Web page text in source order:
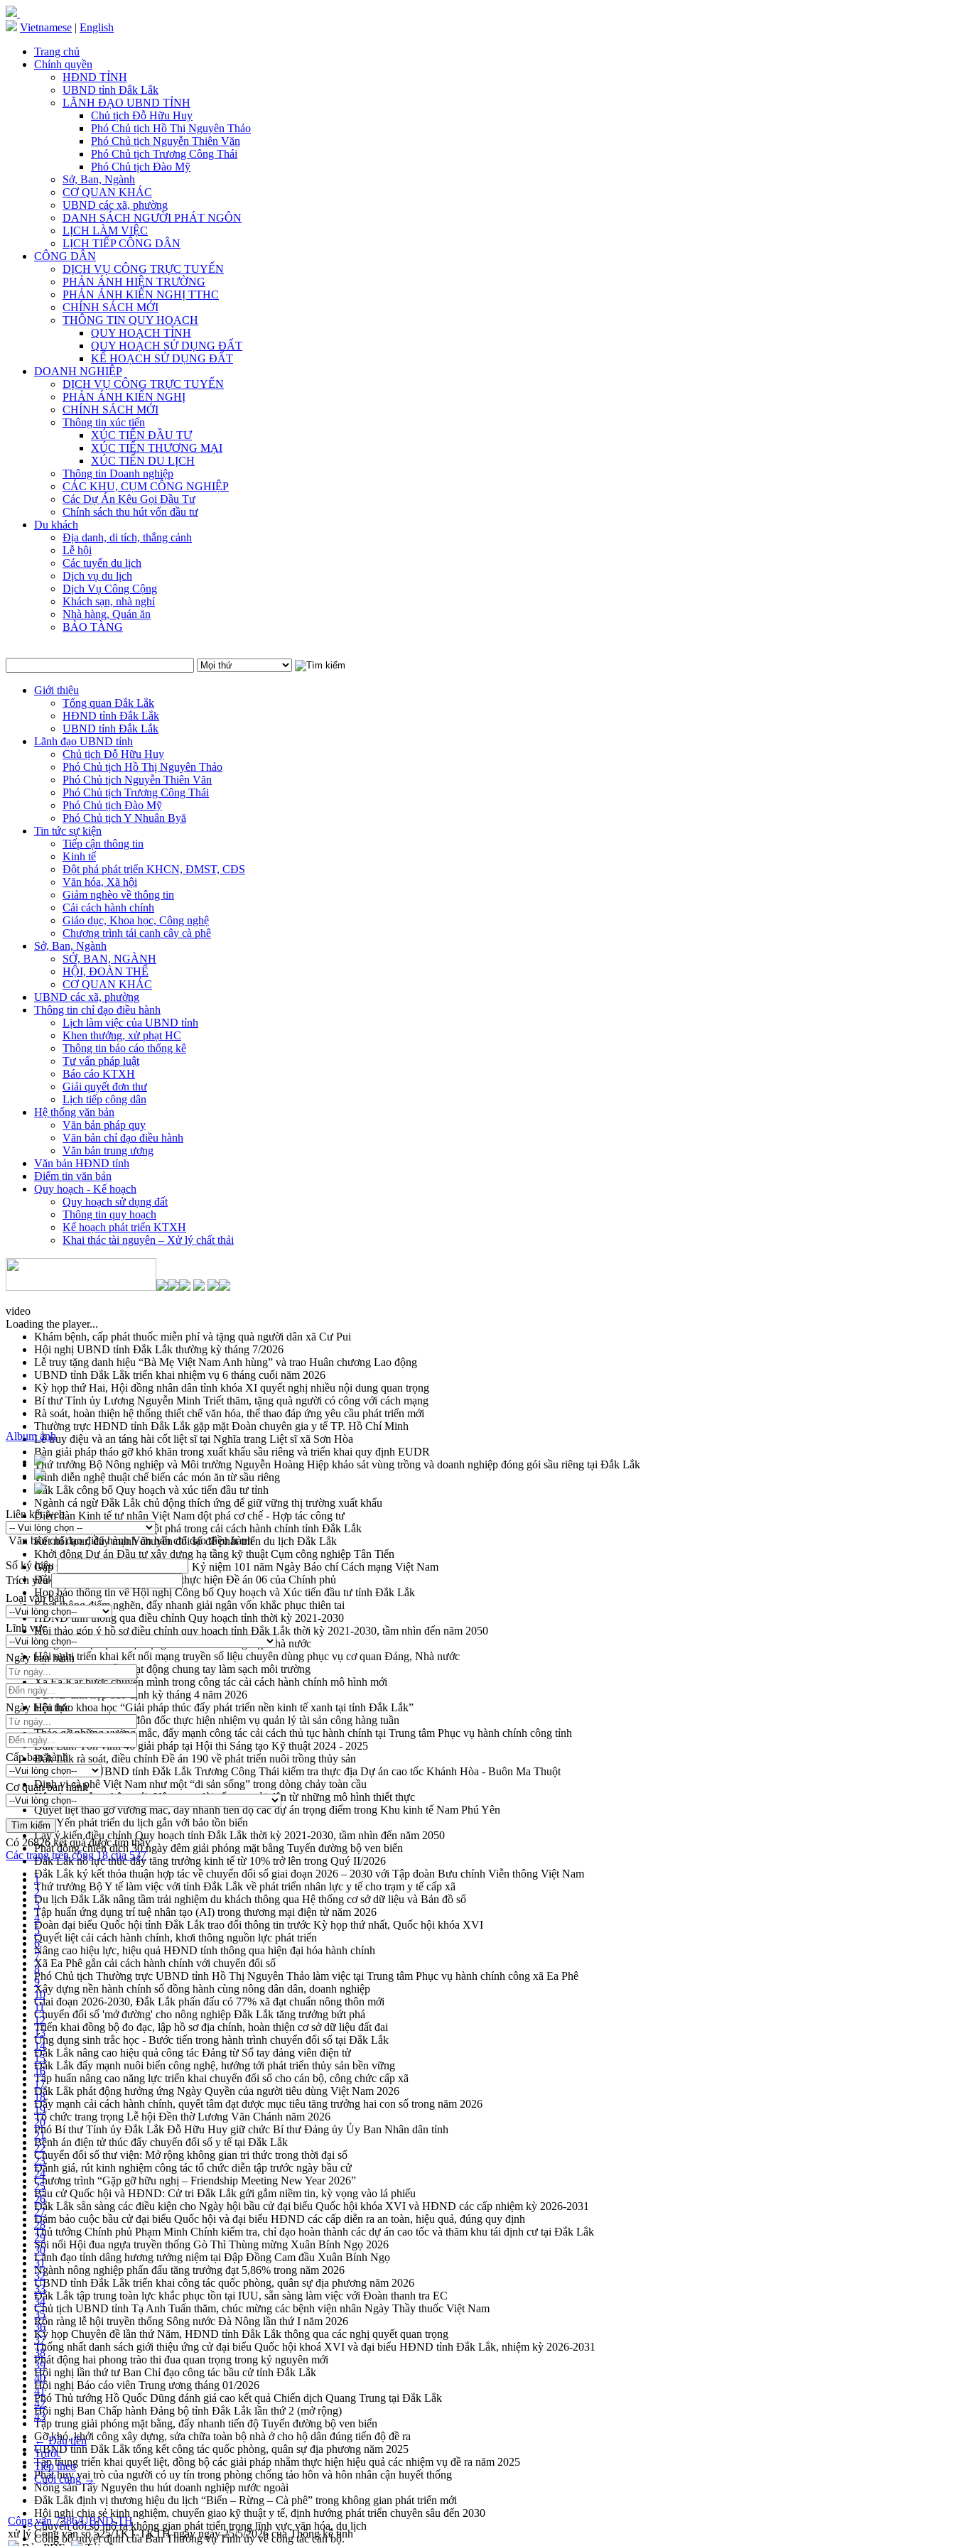
Vietnamese | English
Trang chủ
Chính quyền
HĐND TỈNH
UBND tỉnh Đắk Lắk
LÃNH ĐẠO UBND TỈNH
Chủ tịch Đỗ Hữu Huy
Phó Chủ tịch Hồ Thị Nguyên Thảo
Phó Chủ tịch Nguyễn Thiên Văn
Phó Chủ tịch Trương Công Thái
Phó Chủ tịch Đào Mỹ
Sở, Ban, Ngành
CƠ QUAN KHÁC
UBND các xã, phường
DANH SÁCH NGƯỜI PHÁT NGÔN
LỊCH LÀM VIỆC
LỊCH TIẾP CÔNG DÂN
CÔNG DÂN
DỊCH VỤ CÔNG TRỰC TUYẾN
PHẢN ÁNH HIỆN TRƯỜNG
PHẢN ÁNH KIẾN NGHỊ TTHC
CHÍNH SÁCH MỚI
THÔNG TIN QUY HOẠCH
QUY HOẠCH TỈNH
QUY HOẠCH SỬ DỤNG ĐẤT
KẾ HOẠCH SỬ DỤNG ĐẤT
DOANH NGHIỆP
DỊCH VỤ CÔNG TRỰC TUYẾN
PHẢN ÁNH KIẾN NGHỊ
CHÍNH SÁCH MỚI
Thông tin xúc tiến
XÚC TIẾN ĐẦU TƯ
XÚC TIẾN THƯƠNG MẠI
XÚC TIẾN DU LỊCH
Thông tin Doanh nghiệp
CÁC KHU, CỤM CÔNG NGHIỆP
Các Dự Án Kêu Gọi Đầu Tư
Chính sách thu hút vốn đầu tư
Du khách
Địa danh, di tích, thắng cảnh
Lễ hội
Các tuyến du lịch
Dịch vụ du lịch
Dịch Vụ Công Cộng
Khách sạn, nhà nghỉ
Nhà hàng, Quán ăn
BẢO TÀNG
Giới thiệu
Tổng quan Đắk Lắk
HĐND tỉnh Đắk Lắk
UBND tỉnh Đắk Lắk
Lãnh đạo UBND tỉnh
Chủ tịch Đỗ Hữu Huy
Phó Chủ tịch Hồ Thị Nguyên Thảo
Phó Chủ tịch Nguyễn Thiên Văn
Phó Chủ tịch Trương Công Thái
Phó Chủ tịch Đào Mỹ
Phó Chủ tịch Y Nhuân Byă
Tin tức sự kiện
Tiếp cận thông tin
Kinh tế
Đột phá phát triển KHCN, ĐMST, CĐS
Văn hóa, Xã hội
Giảm nghèo về thông tin
Cải cách hành chính
Giáo dục, Khoa học, Công nghệ
Chương trình tái canh cây cà phê
Sở, Ban, Ngành
SỞ, BAN, NGÀNH
HỘI, ĐOÀN THỂ
CƠ QUAN KHÁC
UBND các xã, phường
Thông tin chỉ đạo điều hành
Lịch làm việc của UBND tỉnh
Khen thưởng, xử phạt HC
Thông tin báo cáo thống kê
Tư vấn pháp luật
Báo cáo KTXH
Giải quyết đơn thư
Lịch tiếp công dân
Hệ thống văn bản
Văn bản pháp quy
Văn bản chỉ đạo điều hành
Văn bản trung ương
Văn bản HĐND tỉnh
Điểm tin văn bản
Quy hoạch - Kế hoạch
Quy hoạch sử dụng đất
Thông tin quy hoạch
Kế hoạch phát triển KTXH
Khai thác tài nguyên – Xử lý chất thải
video
Loading the player...
Khám bệnh, cấp phát thuốc miễn phí và tặng quà người dân xã Cư Pui
Hội nghị UBND tỉnh Đắk Lắk thường kỳ tháng 7/2026
Lễ truy tặng danh hiệu “Bà Mẹ Việt Nam Anh hùng” và trao Huân chương Lao động
UBND tỉnh Đắk Lắk triển khai nhiệm vụ 6 tháng cuối năm 2026
Kỳ họp thứ Hai, Hội đồng nhân dân tỉnh khóa XI quyết nghị nhiều nội dung quan trọng
Bí thư Tỉnh ủy Lương Nguyễn Minh Triết thăm, tặng quà người có công với cách mạng
Rà soát, hoàn thiện hệ thống thiết chế văn hóa, thể thao đáp ứng yêu cầu phát triển mới
Thường trực HĐND tỉnh Đắk Lắk gặp mặt Đoàn chuyên gia y tế TP. Hồ Chí Minh
Lễ truy điệu và an táng hài cốt liệt sĩ tại Nghĩa trang Liệt sĩ xã Sơn Hòa
Bàn giải pháp tháo gỡ khó khăn trong xuất khẩu sầu riêng và triển khai quy định EUDR
Thứ trưởng Bộ Nông nghiệp và Môi trường Nguyễn Hoàng Hiệp khảo sát vùng trồng và doanh nghiệp đóng gói sầu riêng tại Đắk Lắk
Trình diễn nghệ thuật chế biến các món ăn từ sầu riêng
Đắk Lắk công bố Quy hoạch và xúc tiến đầu tư tỉnh
Ngành cá ngừ Đắk Lắk chủ động thích ứng để giữ vững thị trường xuất khẩu
Diễn đàn Kinh tế tư nhân Việt Nam đột phá cơ chế - Hợp tác công tư
Đề án 06 tạo bước ngoặt đột phá trong cải cách hành chính tỉnh Đắk Lắk
Kết nối tour, đẩy mạnh chuyển đổi số để phát triển du lịch Đắk Lắk
Khởi động Dự án Đầu tư xây dựng hạ tầng kỹ thuật Cụm công nghiệp Tân Tiến
Gặp mặt các cơ quan báo chí nhân Kỷ niệm 101 năm Ngày Báo chí Cách mạng Việt Nam
Đắk Lắk sơ kết 4 năm triển khai thực hiện Đề án 06 của Chính phủ
Họp báo thông tin về Hội nghị Công bố Quy hoạch và Xúc tiến đầu tư tỉnh Đắk Lắk
Khơi thông điểm nghẽn, đẩy nhanh giải ngân vốn khắc phục thiên tai
HĐND tỉnh thông qua điều chỉnh Quy hoạch tỉnh thời kỳ 2021-2030
Hội thảo góp ý hồ sơ điều chỉnh quy hoạch tỉnh Đắk Lắk thời kỳ 2021-2030, tầm nhìn đến năm 2050
Nâng cao hiệu quả hoạt động của các doanh nghiệp nhà nước
Hội nghị triển khai kết nối mạng truyền số liệu chuyên dùng phục vụ cơ quan Đảng, Nhà nước
Lễ phát động chuỗi hoạt động chung tay làm sạch môi trường
Xã Ea Kar bước chuyển mình trong công tác cải cách hành chính mô hình mới
UBND tỉnh họp báo định kỳ tháng 4 năm 2026
Hội thảo khoa học “Giải pháp thúc đẩy phát triển nền kinh tế xanh tại tỉnh Đắk Lắk”
Tăng cường giám sát, đôn đốc thực hiện nhiệm vụ quản lý tài sản công hàng tuần
Tháo gỡ những vướng mắc, đẩy mạnh công tác cải cách thủ tục hành chính tại Trung tâm Phục vụ hành chính công tỉnh
Đắk Lắk: Tôn vinh 46 giải pháp tại Hội thi Sáng tạo Kỹ thuật 2024 - 2025
Đắk Lắk rà soát, điều chỉnh Đề án 190 về phát triển nuôi trồng thủy sản
Phó Chủ tịch UBND tỉnh Đắk Lắk Trương Công Thái kiểm tra thực địa Dự án cao tốc Khánh Hòa - Buôn Ma Thuột
Định vị cà phê Việt Nam như một “di sản sống” trong dòng chảy toàn cầu
Xây dựng nông thôn mới: Nâng cao đời sống người dân từ những mô hình thiết thực
Quyết liệt tháo gỡ vướng mắc, đẩy nhanh tiến độ các dự án trọng điểm trong Khu kinh tế Nam Phú Yên
Hòn Yến phát triển du lịch gắn với bảo tồn biển
Lấy ý kiến điều chỉnh Quy hoạch tỉnh Đắk Lắk thời kỳ 2021-2030, tầm nhìn đến năm 2050
Phát động chiến dịch 30 ngày đêm giải phóng mặt bằng Tuyến đường bộ ven biển
Đắk Lắk nỗ lực thúc đẩy tăng trưởng kinh tế từ 10% trở lên trong Quý II/2026
Đắk Lắk ký kết thỏa thuận hợp tác về chuyển đổi số giai đoạn 2026 – 2030 với Tập đoàn Bưu chính Viễn thông Việt Nam
Thứ trưởng Bộ Y tế làm việc với tỉnh Đắk Lắk về phát triển nhân lực y tế cho trạm y tế cấp xã
Du lịch Đắk Lắk nâng tầm trải nghiệm du khách thông qua Hệ thống cơ sở dữ liệu và Bản đồ số
Tập huấn ứng dụng trí tuệ nhân tạo (AI) trong thương mại điện tử năm 2026
Đoàn đại biểu Quốc hội tỉnh Đắk Lắk trao đổi thông tin trước Kỳ họp thứ nhất, Quốc hội khóa XVI
Quyết liệt cải cách hành chính, khơi thông nguồn lực phát triển
Nâng cao hiệu lực, hiệu quả HĐND tỉnh thông qua hiện đại hóa hành chính
Xã Ea Phê gắn cải cách hành chính với chuyển đổi số
Phó Chủ tịch Thường trực UBND tỉnh Hồ Thị Nguyên Thảo làm việc tại Trung tâm Phục vụ hành chính công xã Ea Phê
Xây dựng nền hành chính số đồng hành cùng nông dân dân, doanh nghiệp
Giai đoạn 2026-2030, Đắk Lắk phấn đấu có 77% xã đạt chuẩn nông thôn mới
Chuyển đổi số 'mở đường' cho nông nghiệp Đắk Lắk tăng trưởng bứt phá
Triển khai đồng bộ đo đạc, lập hồ sơ địa chính, hoàn thiện cơ sở dữ liệu đất đai
Ứng dụng sinh trắc học - Bước tiến trong hành trình chuyển đổi số tại Đắk Lắk
Đắk Lắk nâng cao hiệu quả công tác Đảng từ Sổ tay đảng viên điện tử
Đắk Lắk đẩy mạnh nuôi biển công nghệ, hướng tới phát triển thủy sản bền vững
Tập huấn nâng cao năng lực triển khai chuyển đổi số cho cán bộ, công chức cấp xã
Đắk Lắk phát động hưởng ứng Ngày Quyền của người tiêu dùng Việt Nam 2026
Đẩy mạnh cải cách hành chính, quyết tâm đạt được mục tiêu tăng trưởng hai con số trong năm 2026
Tổ chức trang trọng Lễ hội Đền thờ Lương Văn Chánh năm 2026
Phó Bí thư Tỉnh ủy Đắk Lắk Đỗ Hữu Huy giữ chức Bí thư Đảng ủy Ủy Ban Nhân dân tỉnh
Bệnh án điện tử thúc đẩy chuyển đổi số y tế tại Đắk Lắk
Chuyển đổi số thư viện: Mở rộng không gian tri thức trong thời đại số
Đánh giá, rút kinh nghiệm công tác tổ chức diễn tập trước ngày bầu cử
Chương trình “Gặp gỡ hữu nghị – Friendship Meeting New Year 2026”
Bầu cử Quốc hội và HĐND: Cử tri Đắk Lắk gửi gắm niềm tin, kỳ vọng vào lá phiếu
Đắk Lắk sẵn sàng các điều kiện cho Ngày hội bầu cử đại biểu Quốc hội khóa XVI và HĐND các cấp nhiệm kỳ 2026-2031
Đảm bảo cuộc bầu cử đại biểu Quốc hội và đại biểu HĐND các cấp diễn ra an toàn, hiệu quả, đúng quy định
Thủ tướng Chính phủ Phạm Minh Chính kiểm tra, chỉ đạo hoàn thành các dự án cao tốc và thăm khu tái định cư tại Đắk Lắk
Sôi nổi Hội đua ngựa truyền thống Gò Thì Thùng mừng Xuân Bính Ngọ 2026
Lãnh đạo tỉnh dâng hương tưởng niệm tại Đập Đồng Cam đầu Xuân Bính Ngọ
Ngành nông nghiệp phấn đấu tăng trưởng đạt 5,86% trong năm 2026
UBND tỉnh Đắk Lắk triển khai công tác quốc phòng, quân sự địa phương năm 2026
Đắk Lắk tập trung toàn lực khắc phục tồn tại IUU, sẵn sàng làm việc với Đoàn thanh tra EC
Chủ tịch UBND tỉnh Tạ Anh Tuấn thăm, chúc mừng các bệnh viện nhân Ngày Thầy thuốc Việt Nam
Rộn ràng lễ hội truyền thống Sông nước Đà Nông lần thứ I năm 2026
Kỳ họp Chuyên đề lần thứ Năm, HĐND tỉnh Đắk Lắk thông qua các nghị quyết quan trọng
Thống nhất danh sách giới thiệu ứng cử đại biểu Quốc hội khoá XVI và đại biểu HĐND tỉnh Đắk Lắk, nhiệm kỳ 2026-2031
Phát động hai phong trào thi đua quan trọng trong kỷ nguyên mới
Hội nghị lần thứ tư Ban Chỉ đạo công tác bầu cử tỉnh Đắk Lắk
Hội nghị Báo cáo viên Trung ương tháng 01/2026
Phó Thủ tướng Hồ Quốc Dũng đánh giá cao kết quả Chiến dịch Quang Trung tại Đắk Lắk
Hội nghị Ban Chấp hành Đảng bộ tỉnh Đắk Lắk lần thứ 2 (mở rộng)
Tập trung giải phóng mặt bằng, đẩy nhanh tiến độ Tuyến đường bộ ven biển
Gỡ khó, khởi công xây dựng, sửa chữa toàn bộ nhà ở cho hộ dân đúng tiến độ đề ra
UBND tỉnh Đắk Lắk tổng kết công tác quốc phòng, quân sự địa phương năm 2025
Tập trung triển khai quyết liệt, đồng bộ các giải pháp nhằm thực hiện hiệu quả các nhiệm vụ đề ra năm 2025
Phát huy vai trò của người có uy tín trong phòng chống tảo hôn và hôn nhân cận huyết thống
Nông sản Tây Nguyên thu hút doanh nghiệp nước ngoài
Đắk Lắk định vị thương hiệu du lịch “Biển – Rừng – Cà phê” trong không gian phát triển mới
Hội nghị chia sẻ kinh nghiệm, chuyển giao kỹ thuật y tế, định hướng phát triển chuyên sâu đến 2030
Chuyển đổi số mở ra không gian phát triển trong lĩnh vực văn hóa, du lịch
Công bố quyết định của Ban Thường vụ Tỉnh ủy về công tác cán bộ.
Album ảnh
Liên kết web
Văn bản chỉ đạo điều hành Văn bản chỉ đạo điều hành
Số ký hiệu
Trích yếu
Loại văn bản
Lĩnh vực
Ngày ban hành
Ngày hiệu lực
Cấp ban hành
Cơ quan ban hành
Có 26826kết quả được tìm thấy
Các trang trên cổng 18 của 537
1
2
3
4
5
6
7
8
9
10
11
12
13
14
15
16
17
18
19
20
21
22
23
24
25
26
27
28
29
30
31
32
33
34
35
36
37
38
39
40
41
42
43
← Đầu tiên
Trước
Tiếp theo
Cuối cùng →
Công văn 7386/UBND-TH
xử lý Công văn số 525/TKT-TKTH ngày ngày 25/5/2026 của Thống kê tỉnh